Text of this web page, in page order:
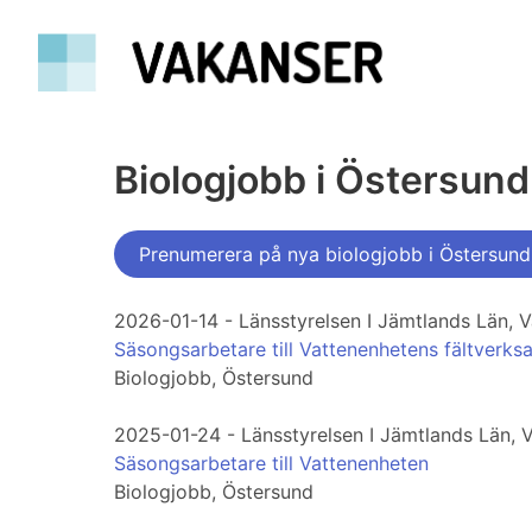
Biologjobb i Östersund
Prenumerera på nya biologjobb i Östersund
2026-01-14 - Länsstyrelsen I Jämtlands Län,
Säsongsarbetare till Vattenenhetens
Biologjobb, Östersund
2025-01-24 - Länsstyrelsen I Jämtlands Län,
Säsongsarbetare till Vattenenheten
Biologjobb, Östersund